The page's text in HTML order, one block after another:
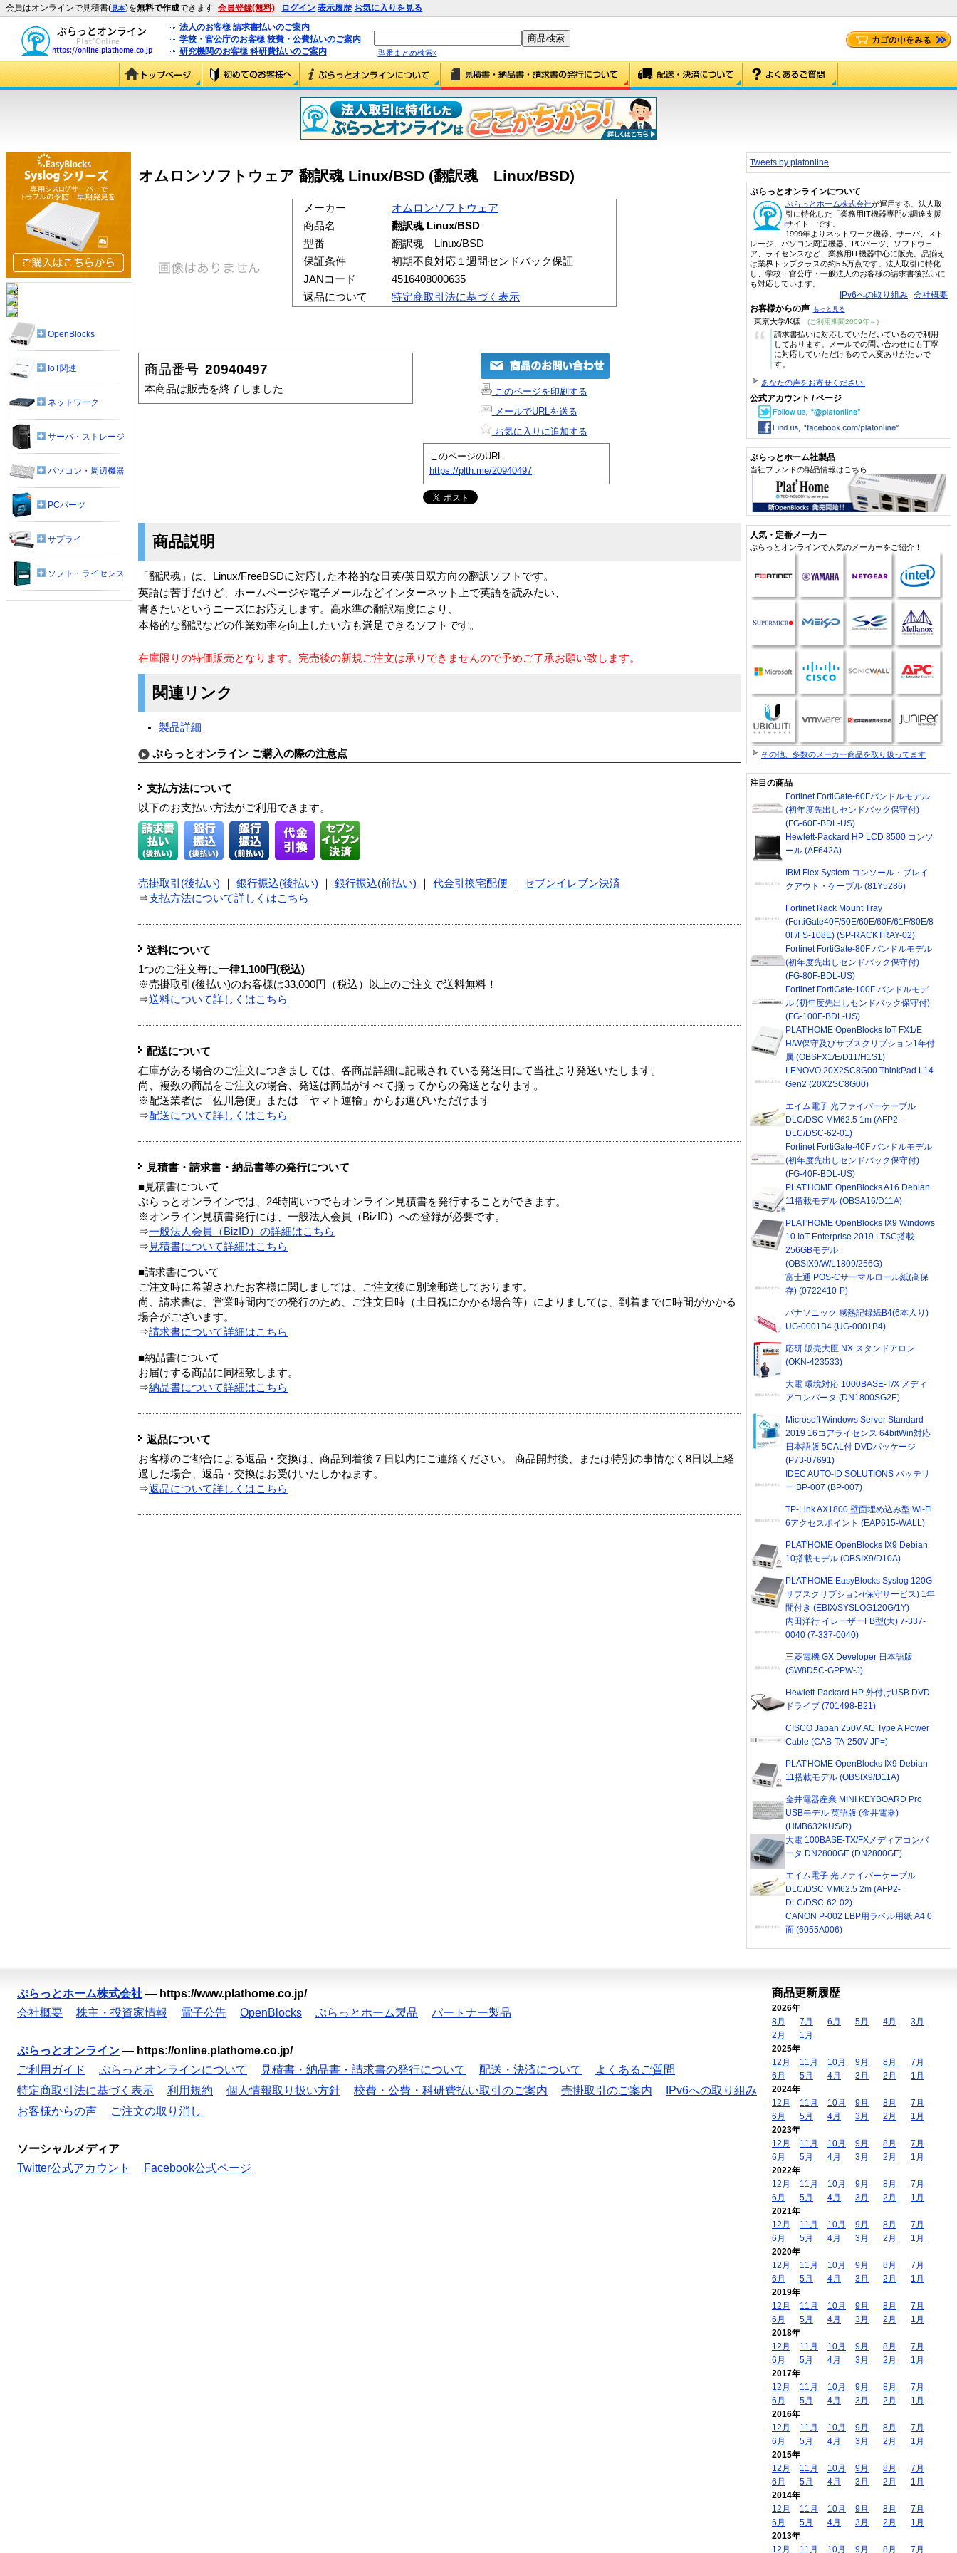
会員はオンラインで見積書(見本)を無料で作成できます 会員登録(無料) ログイン 表示履歴 お気に入りを見る
法人のお客様 請求書払いのご案内
学校・官公庁のお客様 校費・公費払いのご案内
研究機関のお客様 科研費払いのご案内
型番まとめ検索»
オムロンソフトウェア 翻訳魂 Linux/BSD (翻訳魂 Linux/BSD)
メーカー
オムロンソフトウェア
商品名
翻訳魂 Linux/BSD
型番
翻訳魂 Linux/BSD
保証条件
初期不良対応１週間センドバック保証
JANコード
4516408000635
返品について
特定商取引法に基づく表示
商品番号 20940497
本商品は販売を終了しました
このページを印刷する
メールでURLを送る
お気に入りに追加する
このページのURL
https://plth.me/20940497
商品説明
「翻訳魂」は、Linux/FreeBSDに対応した本格的な日英/英日双方向の翻訳ソフトです。
英語は苦手だけど、ホームページや電子メールなどインターネット上で英語を読みたい、
書きたいというニーズにお応えします。高水準の翻訳精度により、
本格的な翻訳などの作業効率を向上したい方も満足できるソフトです。
在庫限りの特価販売となります。完売後の新規ご注文は承りできませんので予めご了承お願い致します。
関連リンク
製品詳細
ぷらっとオンライン ご購入の際の注意点
支払方法について
以下のお支払い方法がご利用できます。
売掛取引(後払い) 銀行振込(後払い) 銀行振込(前払い) 代金引換宅配便
セブンイレブン決済
⇒支払方法について詳しくはこちら
送料について
1つのご注文毎に一律1,100円(税込)
※売掛取引(後払い)のお客様は33,000円（税込）以上のご注文で送料無料！
⇒送料について詳しくはこちら
配送について
在庫がある場合のご注文につきましては、各商品詳細に記載されている発送日にて当社より発送いたします。
尚、複数の商品をご注文の場合、発送は商品がすべて揃ってからの発送となります。
※配送業者は「佐川急便」または「ヤマト運輸」からお選びいただけます
⇒配送について詳しくはこちら
見積書・請求書・納品書等の発行について
■見積書について
ぷらっとオンラインでは、24時間いつでもオンライン見積書を発行することができます。
※オンライン見積書発行には、一般法人会員（BizID）への登録が必要です。
⇒一般法人会員（BizID）の詳細はこちら
⇒ 見積書について詳細はこちら
■請求書について
ご注文時に希望されたお客様に関しましては、ご注文後に別途郵送しております。
尚、請求書は、営業時間内での発行のため、ご注文日時（土日祝にかかる場合等）によりましては、到着までに時間がかかる
場合がございます。
⇒請求書について詳細はこちら
■納品書について
お届けする商品に同梱致します。
⇒納品書について詳細はこちら
返品について
お客様のご都合による返品・交換は、商品到着後７日以内にご連絡ください。 商品開封後、または特別の事情なく8日以上経
過した場合、返品・交換はお受けいたしかねます。
⇒返品について詳しくはこちら
OpenBlocks
IoT関連
ネットワーク
サーバ・ストレージ
パソコン・周辺機器
PCパーツ
サプライ
ソフト・ライセンス
Tweets by platonline
ぷらっとオンラインについて
ぷらっとホーム株式会社が運用する、法人取
引に特化した「業務用IT機器専門の調達支援
サイト」です。
1999年よりネットワーク機器、サーバ、スト
レージ、パソコン周辺機器、PCパーツ、ソフトウェ
ア、ライセンスなど、業務用IT機器中心に販売。品揃え
は業界トップクラスの約5.5万点です。法人取引に特化
し、学校・官公庁・一般法人のお客様の請求書後払いに
も対応しています。
IPv6への取り組み 会社概要
お客様からの声 もっと見る
東京大学/K様 (ご利用期間2009年～)
“
請求書払いに対応していただいているので利用
しております。メールでの問い合わせにも丁寧
に対応していただけるので大変ありがたいで
す。
あなたの声をお寄せください!
公式アカウント / ページ
ぷらっとホーム社製品
当社ブランドの製品情報はこちら
人気・定番メーカー
ぷらっとオンラインで人気のメーカーをご紹介！
その他、多数のメーカー商品を取り扱ってます
注目の商品
Fortinet FortiGate-60Fバンドルモデル
(初年度先出しセンドバック保守付)
(FG-60F-BDL-US)
Hewlett-Packard HP LCD 8500 コンソ
ール (AF642A)
IBM Flex System コンソール・ブレイ
クアウト・ケーブル (81Y5286)
Fortinet Rack Mount Tray
(FortiGate40F/50E/60E/60F/61F/80E/8
0F/FS-108E) (SP-RACKTRAY-02)
Fortinet FortiGate-80F バンドルモデル
(初年度先出しセンドバック保守付)
(FG-80F-BDL-US)
Fortinet FortiGate-100F バンドルモデ
ル (初年度先出しセンドバック保守付)
(FG-100F-BDL-US)
PLAT'HOME OpenBlocks IoT FX1/E
H/W保守及びサブスクリプション1年付
属 (OBSFX1/E/D11/H1S1)
LENOVO 20X2SC8G00 ThinkPad L14
Gen2 (20X2SC8G00)
エイム電子 光ファイバーケーブル
DLC/DSC MM62.5 1m (AFP2-
DLC/DSC-62-01)
Fortinet FortiGate-40F バンドルモデル
(初年度先出しセンドバック保守付)
(FG-40F-BDL-US)
PLAT'HOME OpenBlocks A16 Debian
11搭載モデル (OBSA16/D11A)
PLAT'HOME OpenBlocks IX9 Windows
10 IoT Enterprise 2019 LTSC搭載
256GBモデル
(OBSIX9/W/L1809/256G)
富士通 POS-Cサーマルロール紙(高保
存) (0722410-P)
パナソニック 感熱記録紙B4(6本入り)
UG-0001B4 (UG-0001B4)
応研 販売大臣 NX スタンドアロン
(OKN-423533)
大電 環境対応 1000BASE-T/X メディ
アコンバータ (DN1800SG2E)
Microsoft Windows Server Standard
2019 16コアライセンス 64bitWin対応
日本語版 5CAL付 DVDパッケージ
(P73-07691)
IDEC AUTO-ID SOLUTIONS バッテリ
ー BP-007 (BP-007)
TP-Link AX1800 壁面埋め込み型 Wi-Fi
6アクセスポイント (EAP615-WALL)
PLAT'HOME OpenBlocks IX9 Debian
10搭載モデル (OBSIX9/D10A)
PLAT'HOME EasyBlocks Syslog 120G
サブスクリプション(保守サービス) 1年
間付き (EBIX/SYSLOG120G/1Y)
内田洋行 イレーザーFB型(大) 7-337-
0040 (7-337-0040)
三菱電機 GX Developer 日本語版
(SW8D5C-GPPW-J)
Hewlett-Packard HP 外付けUSB DVD
ドライブ (701498-B21)
CISCO Japan 250V AC Type A Power
Cable (CAB-TA-250V-JP=)
PLAT'HOME OpenBlocks IX9 Debian
11搭載モデル (OBSIX9/D11A)
金井電器産業 MINI KEYBOARD Pro
USBモデル 英語版 (金井電器)
(HMB632KUS/R)
大電 100BASE-TX/FXメディアコンバ
ータ DN2800GE (DN2800GE)
エイム電子 光ファイバーケーブル
DLC/DSC MM62.5 2m (AFP2-
DLC/DSC-62-02)
CANON P-002 LBP用ラベル用紙 A4 0
面 (6055A006)
ぷらっとホーム株式会社 — https://www.plathome.co.jp/
会社概要
株主・投資家情報 電子公告 OpenBlocks ぷらっとホーム製品 パートナー製品
ぷらっとオンライン — https://online.plathome.co.jp/
ご利用ガイド
ぷらっとオンラインについて 見積書・納品書・請求書の発行について 配送・決済について
よくあるご質問
特定商取引法に基づく表示
利用規約 個人情報取り扱い方針 校費・公費・科研費払い取引のご案内 売掛取引のご案内
IPv6への取り組み
お客様からの声
ご注文の取り消し
ソーシャルメディア
Twitter公式アカウント
Facebook公式ページ
商品更新履歴
2026年
8月
7月 6月 5月 4月
3月
2月
1月
2025年
12月
11月 10月 9月 8月
7月
6月
5月 4月 3月 2月
1月
2024年
12月
11月 10月 9月 8月
7月
6月
5月 4月 3月 2月
1月
2023年
12月
11月 10月 9月 8月
7月
6月
5月 4月 3月 2月
1月
2022年
12月
11月 10月 9月 8月
7月
6月
5月 4月 3月 2月
1月
2021年
12月
11月 10月 9月 8月
7月
6月
5月 4月 3月 2月
1月
2020年
12月
11月 10月 9月 8月
7月
6月
5月 4月 3月 2月
1月
2019年
12月
11月 10月 9月 8月
7月
6月
5月 4月 3月 2月
1月
2018年
12月
11月 10月 9月 8月
7月
6月
5月 4月 3月 2月
1月
2017年
12月
11月 10月 9月 8月
7月
6月
5月 4月 3月 2月
1月
2016年
12月
11月 10月 9月 8月
7月
6月
5月 4月 3月 2月
1月
2015年
12月
11月 10月 9月 8月
7月
6月
5月 4月 3月 2月
1月
2014年
12月
11月 10月 9月 8月
7月
6月
5月 4月 3月 2月
1月
2013年
12月
11月 10月 9月 8月 7月